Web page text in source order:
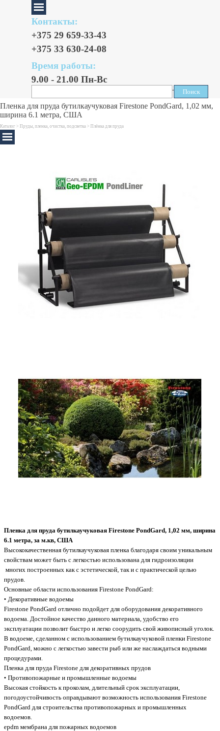
Контакты:
+375 29 659-33-43
+375 33 630-24-08
Время работы:
9.00 - 21.00 Пн-Вс
Поиск
Поиск
Пленка для пруда бутилкаучуковая Firestone PondGard, 1,02 мм,
ширина 6.1 метра, США
Каталог > Пруды, пленка, очистка, подсветка > Плёнка для пруда
Пленка для пруда бутилкаучуковая Firestone PondGard, 1,02 мм, ширина
6.1 метра, за м.кв, США
Высококачественная бутилкаучуковая пленка благодаря своим уникальным
свойствам может быть с легкостью использована для гидроизоляции
многих построенных как с эстетической, так и с практической целью
прудов.
Основные области использования Firestone PondGard:
• Декоративные водоемы
Firestone PondGard отлично подойдет для оборудования декоративного
водоема. Достойное качество данного материала, удобство его
эксплуатации позволит быстро и легко соорудить свой живописный уголок.
В водоеме, сделанном с использованием бутилкаучуковой пленки Firestone
PondGard, можно с легкостью завести рыб или же наслаждаться водными
процедурами.
Пленка для пруда Firestone для декоративных прудов
• Противопожарные и промышленные водоемы
Высокая стойкость к проколам, длительный срок эксплуатации,
погодоустойчивость оправдывают возможность использования Firestone
PondGard для строительства противопожарных и промышленных
водоемов.
epdm мембрана для пожарных водоемов